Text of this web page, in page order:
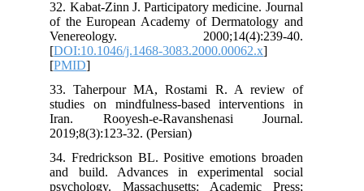
32. Kabat-Zinn J. Participatory
of the European Academy of
Venereology.
[DOI:10.1046/j.1468-
33. Taherpour MA, Rostami R. A
studies on mindfulness-based
Iran. Rooyesh-e-Ravanshenasi
2019;8(3):123-32. (Persian)
34. Fredrickson BL. Positive emotions
and build. Advances in
psychology. Massachusetts: